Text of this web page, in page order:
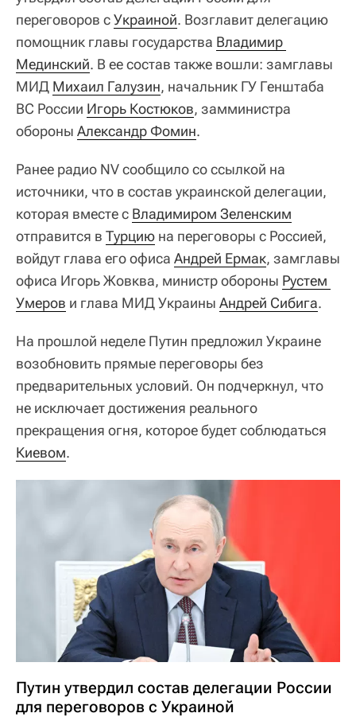
переговоров сУкраиной. Возглавит делегацию
помощник главы государства Владимир
Мединский. В ее состав также вошли: замглавы
МИД Михаил Галузин, начальник ГУ Генштаба
ВС России Игорь Костюков, замминистра
обороны Александр Фомин.
Ранее радио NV сообщило со ссылкой на
источники, что в состав украинской делегации,
которая вместе с Владимиром Зеленским
отправится в Турцию на переговоры с Россией,
войдут глава его офиса Андрей Ермак, замглавы
офиса Игорь Жовква, министр обороны Рустем
Умеров и глава МИД Украины Андрей Сибига.
На прошлой неделе Путин предложил Украине
возобновить прямые переговоры без
предварительных условий. Он подчеркнул, что
не исключает достижения реального
прекращения огня, которое будет соблюдаться
Киевом.
Путин утвердил состав делегации России
для переговоров с Украиной